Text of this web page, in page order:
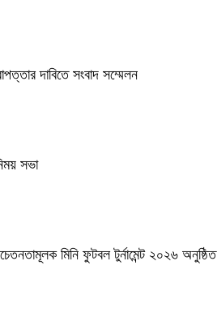
দাবিতে সংবাদ সম্মেলন
সভা
মিনি ফুটবল টুর্নামেন্ট ২০২৬ অনুষ্ঠিত